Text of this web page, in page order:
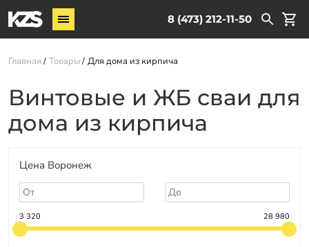
8 (473) 212-11-50
Винтовые сваи
Комплектующие
О компании
Новости
Контакты
Доставка
Оплата
Главная Товары Для дома из кирпича
Винтовые и ЖБ сваи для
дома из кирпича
Цена Воронеж
3 320 28 980